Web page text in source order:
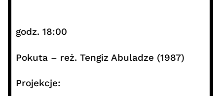
godz. 18:00
Pokuta – reż. Tengiz Abuladze (1987)
Projekcje: